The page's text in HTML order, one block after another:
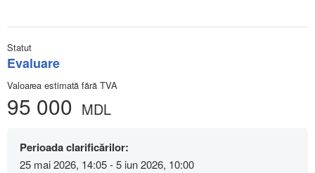
Statut
Evaluare
Valoarea estimată fără TVA
95 000 MDL
Perioada clarificărilor:
25 mai 2026, 14:05 - 5 iun 2026, 10:00